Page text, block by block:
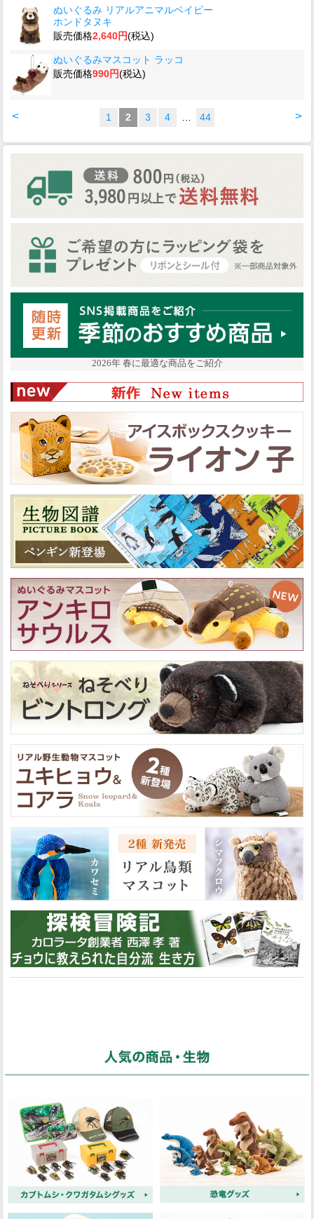
ぬいぐるみ リアルアニマルベイビー
ホンドタヌキ
販売価格2,640円(税込)
ぬいぐるみマスコット ラッコ
販売価格990円(税込)
< >
1 2 3 4 44